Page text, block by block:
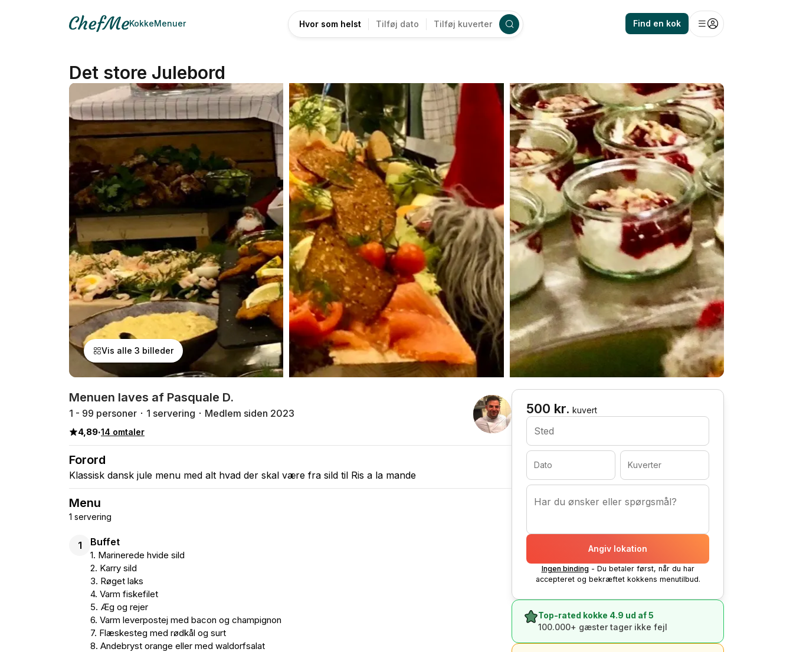
KokkeMenuer Hvor som helst Tilføj dato Tilføj kuverter Find en kok
Det store Julebord
Vis alle 3 billeder
Menuen laves af Pasquale D.
1 - 99 personer 1 servering Medlem siden 2023
4,89·14 omtaler
Forord
Klassisk dansk jule menu med alt hvad der skal være fra sild til Ris a la mande
Menu
1 servering
1 Buffet
1. Marinerede hvide sild
2. Karry sild
3. Røget laks
4. Varm fiskefilet
5. Æg og rejer
6. Varm leverpostej med bacon og champignon
7. Flæskesteg med rødkål og surt
8. Andebryst orange eller med waldorfsalat
500 kr. kuvert
Sted
Dato Kuverter
Har du ønsker eller spørgsmål?
Angiv lokation
Ingen binding - Du betaler først, når du har
accepteret og bekræftet kokkens menutilbud.
Top-rated kokke 4.9 ud af 5
100.000+ gæster tager ikke fejl